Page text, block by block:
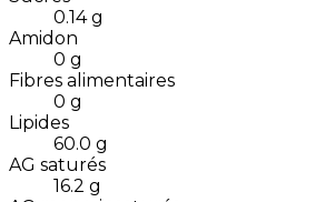
0.14 g
Amidon
0 g
Fibres alimentaires
0 g
Lipides
60.0 g
AG saturés
16.2 g